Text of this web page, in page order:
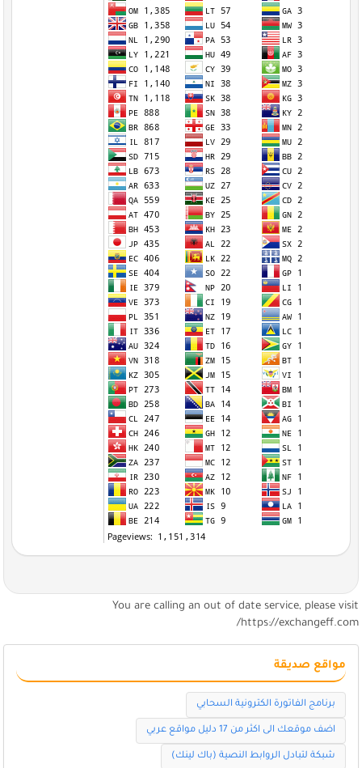
You are calling an out of date service, please visit
https://exchangeff.com/
مواقع صديقة
برنامج الفاتورة الكترونية السحابي
اضف موقعك الى اكثر من 17 دليل مواقع عربي
شبكة لتبادل الروابط النصية (باك لينك)